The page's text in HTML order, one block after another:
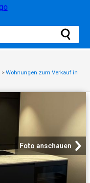
> Wohnungen zum Verkauf in
Foto anschauen